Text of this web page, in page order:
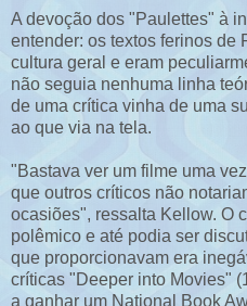
A devoção dos "Paulettes" à
entender: os textos ferinos de
cultura geral e eram
não seguia nenhuma linha
de uma crítica vinha de uma
ao que via na tela.
"Bastava ver um filme uma
que outros críticos não
ocasiões", ressalta Kellow. O
polêmico e até podia ser
que proporcionavam era
críticas "Deeper into Movies"
a ganhar um National Book